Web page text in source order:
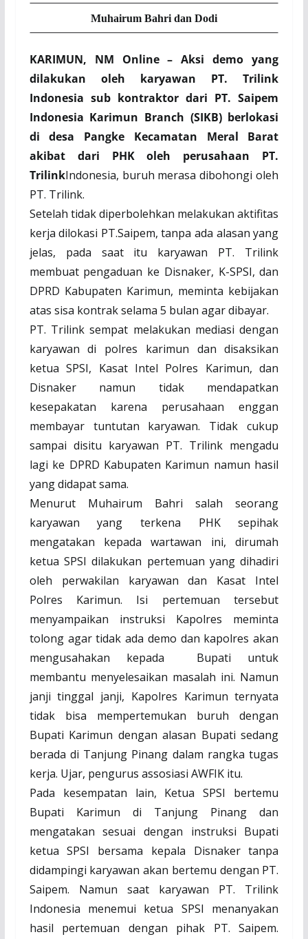
Muhairum Bahri dan Dodi
KARIMUN, NM Online –Aksi demo yang
dilakukan oleh karyawan PT. Trilink
Indonesia sub kontraktor dari PT. Saipem
Indonesia Karimun Branch (SIKB) berlokasi
di desa Pangke Kecamatan Meral Barat
akibat dari PHK oleh perusahaan PT.
TrilinkIndonesia, buruh merasa dibohongi oleh
PT. Trilink.
Setelah tidak diperbolehkan melakukan aktifitas
kerja dilokasi PT.Saipem, tanpa ada alasan yang
jelas, pada saat itu karyawan PT. Trilink
membuat pengaduan ke Disnaker, K-SPSI, dan
DPRD Kabupaten Karimun, meminta kebijakan
atas sisa kontrak selama 5 bulan agar dibayar.
PT. Trilink sempat melakukan mediasi dengan
karyawan di polres karimun dan disaksikan
ketua SPSI, Kasat Intel Polres Karimun, dan
Disnaker namun tidak mendapatkan
kesepakatan karena perusahaan enggan
membayar tuntutan karyawan. Tidak cukup
sampai disitu karyawan PT. Trilink mengadu
lagi ke DPRD Kabupaten Karimun namun hasil
yang didapat sama.
Menurut Muhairum Bahri salah seorang
karyawan yang terkena PHK sepihak
mengatakan kepada wartawan ini, dirumah
ketua SPSI dilakukan pertemuan yang dihadiri
oleh perwakilan karyawan dan Kasat Intel
Polres Karimun. Isi pertemuan tersebut
menyampaikan instruksi Kapolres meminta
tolong agar tidak ada demo dan kapolres akan
mengusahakan kepada
Bupati untuk
membantu menyelesaikan masalah ini. Namun
janji tinggal janji, Kapolres Karimun ternyata
tidak bisa mempertemukan buruh dengan
Bupati Karimun dengan alasan Bupati sedang
berada di Tanjung Pinang dalam rangka tugas
kerja. Ujar, pengurus assosiasi AWFIK itu.
Pada kesempatan lain, Ketua SPSI bertemu
Bupati Karimun di Tanjung Pinang dan
mengatakan sesuai dengan instruksi Bupati
ketua SPSI bersama kepala Disnaker tanpa
didampingi karyawan akan bertemu dengan PT.
Saipem. Namun saat karyawan PT. Trilink
Indonesia menemui ketua SPSI menanyakan
hasil pertemuan dengan pihak PT. Saipem.